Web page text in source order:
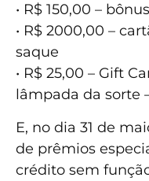
• R$ 150,00 –
• R$ 2000,00 –
saque
• R$ 25,00 – Gift
lâmpada da sorte
E, no dia 31 de
de prêmios
crédito sem